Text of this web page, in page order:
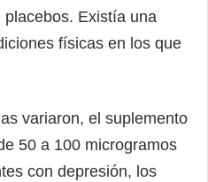
Existía una
físicas en los que
variaron, el suplemento
50 a 100 microgramos
con depresión, los